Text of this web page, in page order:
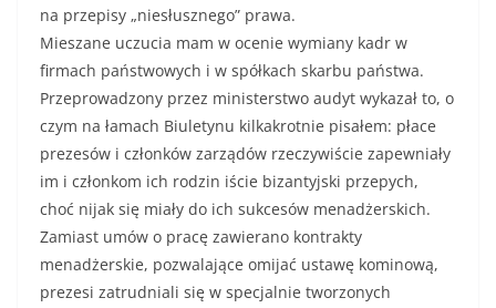
na przepisy „niesłusznego” prawa.
Mieszane uczucia mam w ocenie wymiany kadr w
firmach państwowych i w spółkach skarbu państwa.
Przeprowadzony przez ministerstwo audyt wykazał to, o
czym na łamach Biuletynu kilkakrotnie pisałem: płace
prezesów i członków zarządów rzeczywiście zapewniały
im i członkom ich rodzin iście bizantyjski przepych,
choć nijak się miały do ich sukcesów menadżerskich.
Zamiast umów o pracę zawierano kontrakty
menadżerskie, pozwalające omijać ustawę kominową,
prezesi zatrudniali się w specjalnie tworzonych